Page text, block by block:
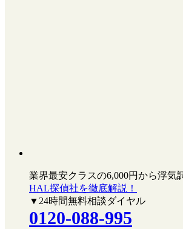
業界最安クラスの6,000円から浮気
HAL探偵社を徹底解説！
▼24時間無料相談ダイヤル
0120-088-995